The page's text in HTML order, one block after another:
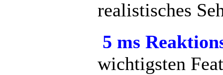
realistisches
5 ms
wichtigsten